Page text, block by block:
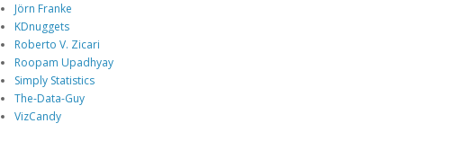
Jörn Franke
KDnuggets
Roberto V. Zicari
Roopam Upadhyay
Simply Statistics
The-Data-Guy
VizCandy